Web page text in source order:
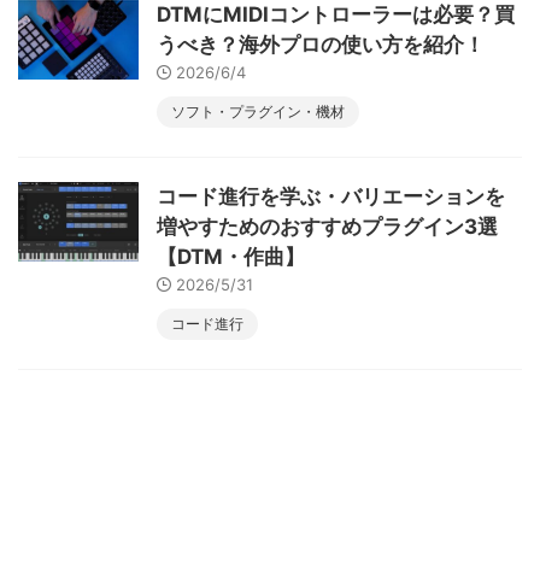
DTMにMIDIコントローラーは必要？買
うべき？海外プロの使い方を紹介！
2026/6/4
ソフト・プラグイン・機材
コード進行を学ぶ・バリエーションを
増やすためのおすすめプラグイン3選
【DTM・作曲】
2026/5/31
コード進行